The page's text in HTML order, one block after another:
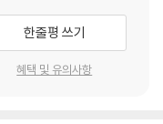
한줄평 쓰기
혜택 및 유의사항